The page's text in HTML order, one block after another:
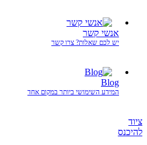
אנשי קשר
יש לכם שאלות? צרו קשר
Blog
המידע השימושי ביותר במקום אחד
ציוד
להיכנס